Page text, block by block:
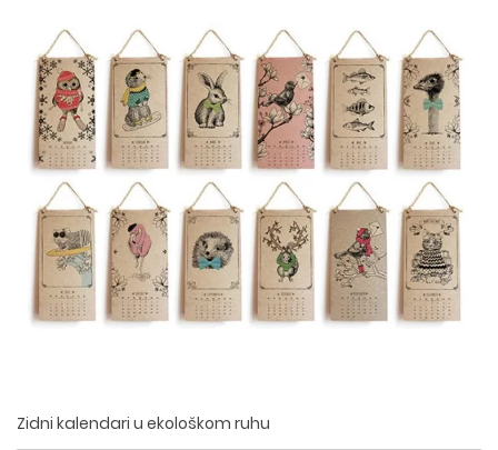
Zidni kalendari u ekološkom ruhu